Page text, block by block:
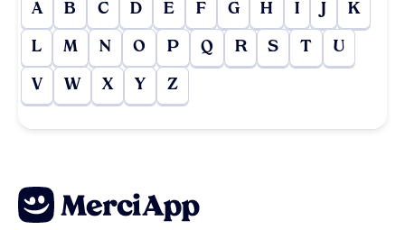
A B C D E F G H I J K
L M N O P Q R S T U
V W X Y Z